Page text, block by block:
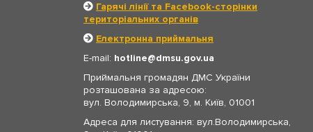
Гарячі лінії та Facebook-сторінки
територіальних органів
Електронна приймальня
E-mail: hotline
dmsu.gov.ua
Приймальня громадян ДМС України
розташована за адресою:
вул. Володимирська, 9, м. Київ, 01001
Адреса для листування: вул.Володимирська,